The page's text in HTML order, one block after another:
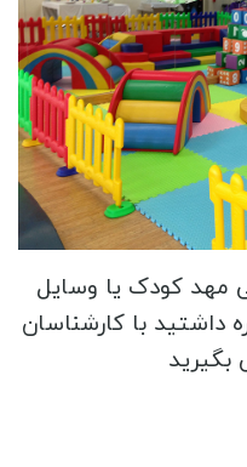
مهد کودک یا وسایل
داشتید با کارشناسان
بگیرید